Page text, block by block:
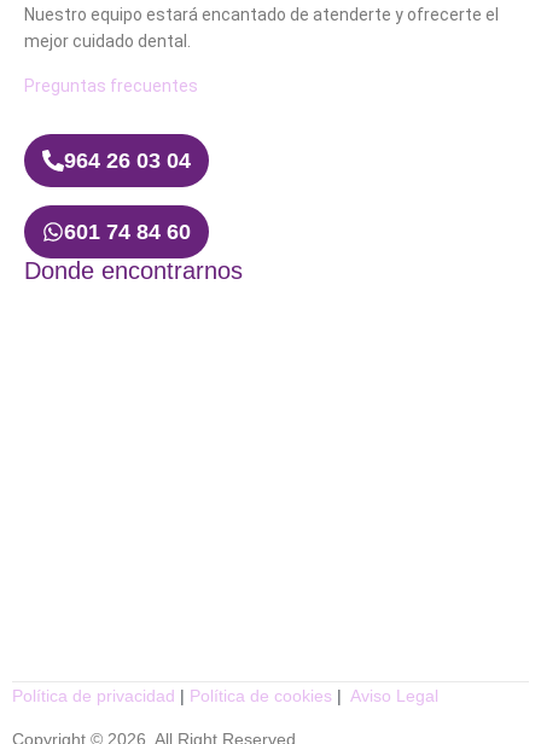
Nuestro equipo estará encantado de atenderte y ofrecerte el
mejor cuidado dental.
Preguntas frecuentes
964 26 03 04
601 74 84 60
Donde encontrarnos
Copyright © 2026. All Right Reserved.
Política de privacidad | Política de cookies | Aviso Legal